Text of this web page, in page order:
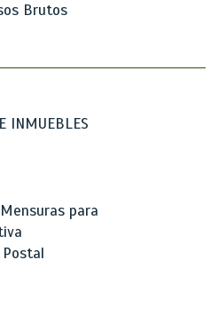
Brutos
INMUEBLES
para